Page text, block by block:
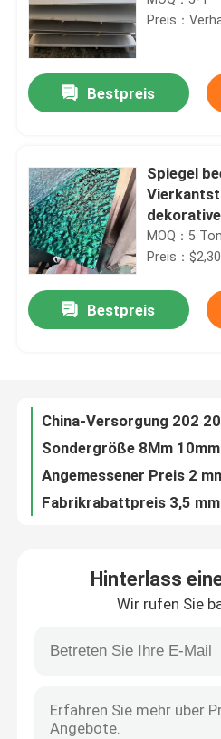
Zu Hause
Produkte
Videos
Werksbesichtigung
Qualitätskontrolle
Bitte um ein Angebot
Edelstahlstreifen
Preis：
Bestpreis
Spiegel
316 316L
MOQ：5
Preis：
Bestpreis
Hinterlass
Wir rufen Sie